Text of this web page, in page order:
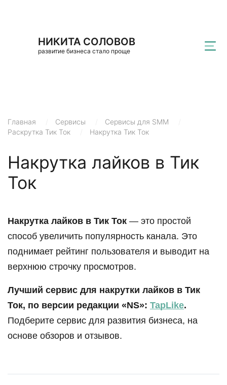
НИКИТА СОЛОВОВ
развитие бизнеса стало проще
Главная Сервисы Сервисы для SMM
Раскрутка Тик Ток
Накрутка Тик Ток
Накрутка лайков в Тик
Ток
Накрутка лайков в Тик Ток — это простой
способ увеличить популярность канала. Это
поднимает рейтинг пользователя и выводит на
верхнюю строчку просмотров.
Лучший сервис для накрутки лайков в Тик
Ток, по версии редакции «NS»: TapLike.
Подберите сервис для развития бизнеса, на
основе обзоров и отзывов.